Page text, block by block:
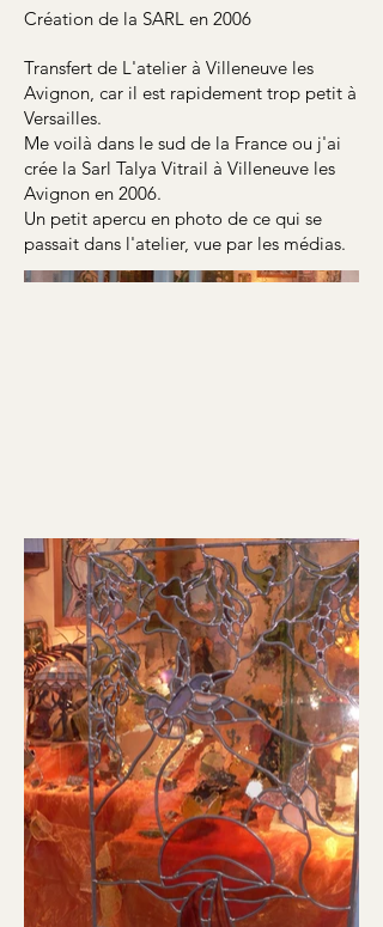
Création de la SARL en 2006
Transfert de L'atelier à Villeneuve les
Avignon, car il est rapidement trop petit à
Versailles.
Me voilà dans le sud de la France ou j'ai
crée la Sarl Talya Vitrail à Villeneuve les
Avignon en 2006.
Un petit apercu en photo de ce qui se
passait dans l'atelier, vue par les médias.